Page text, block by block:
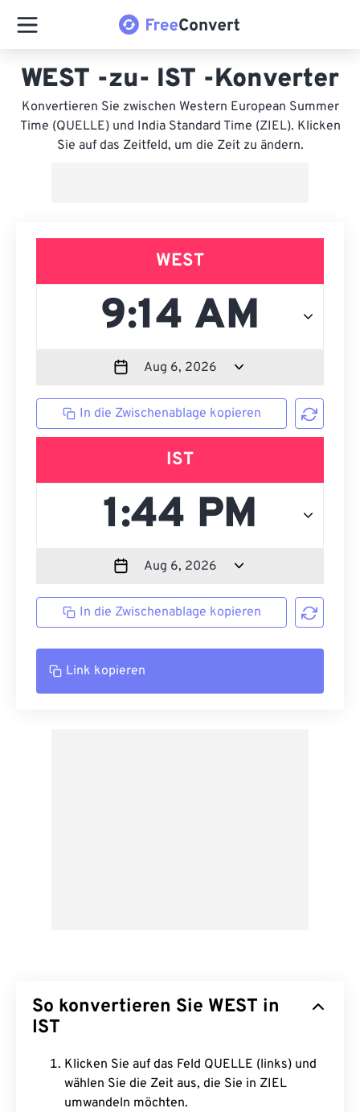
WEST -zu- IST -Konverter
Konvertieren Sie zwischen Western European Summer
Time (QUELLE) und India Standard Time (ZIEL). Klicken
Sie auf das Zeitfeld, um die Zeit zu ändern.
WEST
In die Zwischenablage kopieren
IST
In die Zwischenablage kopieren
Link kopieren
So konvertieren Sie WEST in
IST
Klicken Sie auf das Feld QUELLE (links) und
wählen Sie die Zeit aus, die Sie in ZIEL
umwandeln möchten.